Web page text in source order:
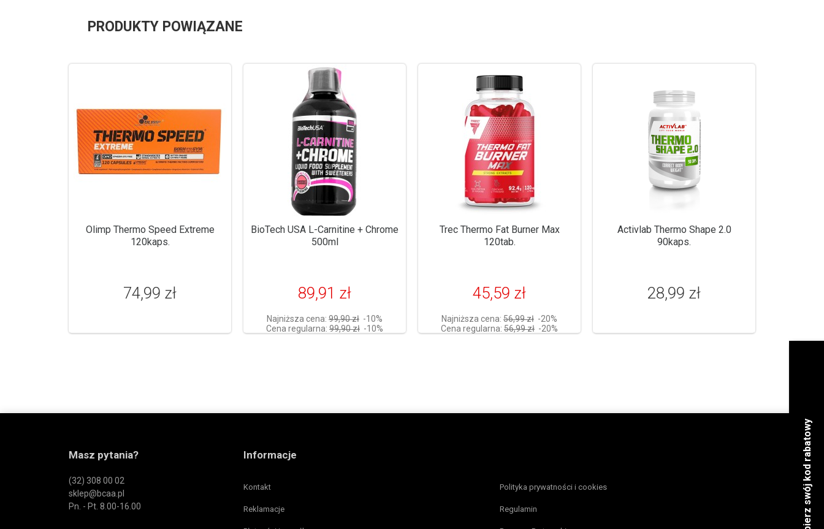
PRODUKTY POWIĄZANE
Olimp Thermo Speed Extreme
120kaps.
74,99 zł
BioTech USA L-Carnitine + Chrome
500ml
89,91 zł
Najniższa cena: 99,90 zł -10%
Cena regularna: 99,90 zł -10%
Trec Thermo Fat Burner Max
120tab.
45,59 zł
Najniższa cena: 56,99 zł -20%
Cena regularna: 56,99 zł -20%
Activlab Thermo Shape 2.0
90kaps.
28,99 zł
Masz pytania?
(32) 308 00 02
sklep@bcaa.pl
Pn. - Pt. 8.00-16.00
Informacje
Kontakt Polityka prywatności i cookies
Reklamacje Regulamin